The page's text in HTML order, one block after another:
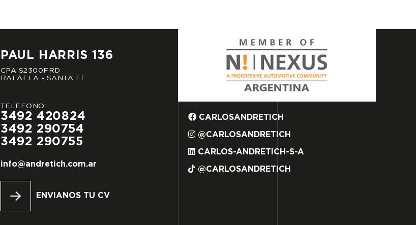
PAUL HARRIS 136
CPA S2300FRD
RAFAELA - SANTA FE
TELÉFONO:
3492 420824
3492 290754
3492 290755
info@andretich.com.ar
ENVIANOS TU CV
CARLOSANDRETICH
@CARLOSANDRETICH
CARLOS-ANDRETICH-S-A
@CARLOSANDRETICH